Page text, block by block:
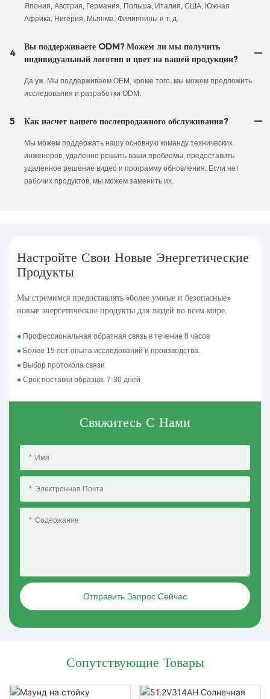
Япония, Австрия, Германия, Польша, Италия, США, Южная
Африка, Нигерия, Мьянма, Филиппины и т. д.
4
Вы поддерживаете ODM? Можем ли мы получить
индивидуальный логотип и цвет на вашей продукции?
Да уж. Мы поддерживаем OEM, кроме того, мы можем предложить
исследования и разработки ODM.
5 Как насчет вашего послепродажного обслуживания?
Мы можем поддержать нашу основную команду технических
инженеров, удаленно решить ваши проблемы, предоставить
удаленное решение видео и программу обновления. Если нет
рабочих продуктов, мы можем заменить их.
Настройте Свои Новые Энергетические
Продукты
Мы стремимся предоставлять «более умные и безопасные»
новые энергетические продукты для людей во всем мире.
● Профессиональная обратная связь в течение 8 часов
● Более 15 лет опыта исследований и производства.
● Выбор протокола связи
●Срок поставки образца: 7-30 дней
Свяжитесь С Нами
Имя
Электронная Почта
Содержание
Отправить Запрос Сейчас
Сопутствующие Товары